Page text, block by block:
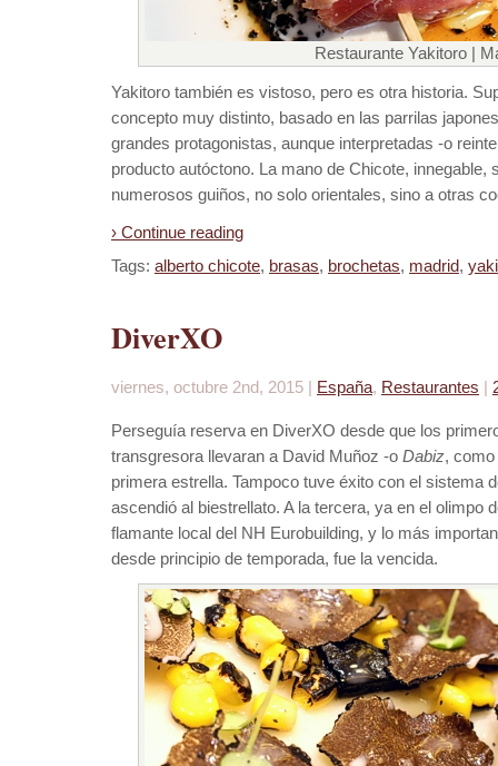
Restaurante Yakitoro |
Yakitoro también es vistoso, pero es otra historia.
concepto muy distinto, basado en las parrilas
grandes protagonistas, aunque interpretadas -o
producto autóctono. La mano de Chicote, innegable,
numerosos guiños, no solo orientales, sino a otras
› Continue reading
Tags: alberto chicote, brasas, brochetas, madrid,
DiverXO
viernes, octubre 2nd, 2015 | España, Restaurantes |
Perseguía reserva en DiverXO desde que los
transgresora llevaran a David Muñoz -o Dabiz,
primera estrella. Tampoco tuve éxito con el sistema
ascendió al biestrellato. A la tercera, ya en el olimpo
flamante local del NH Eurobuilding, y lo más
desde principio de temporada, fue la vencida.